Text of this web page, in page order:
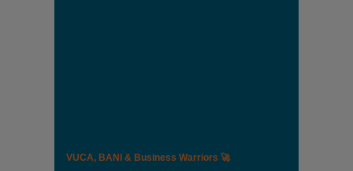
VUCA, BANI & Business Warriors 🚀